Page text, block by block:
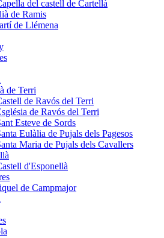
del castell de Cartellà
de Ramis
de Llémena
de Terri
de Ravós del Terri
de Ravós del Terri
Esteve de Sords
Eulàlia de Pujals dels Pagesos
Maria de Pujals dels Cavallers
d'Esponellà
de Campmajor